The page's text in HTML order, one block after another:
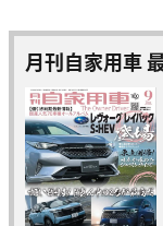
月刊自家用車